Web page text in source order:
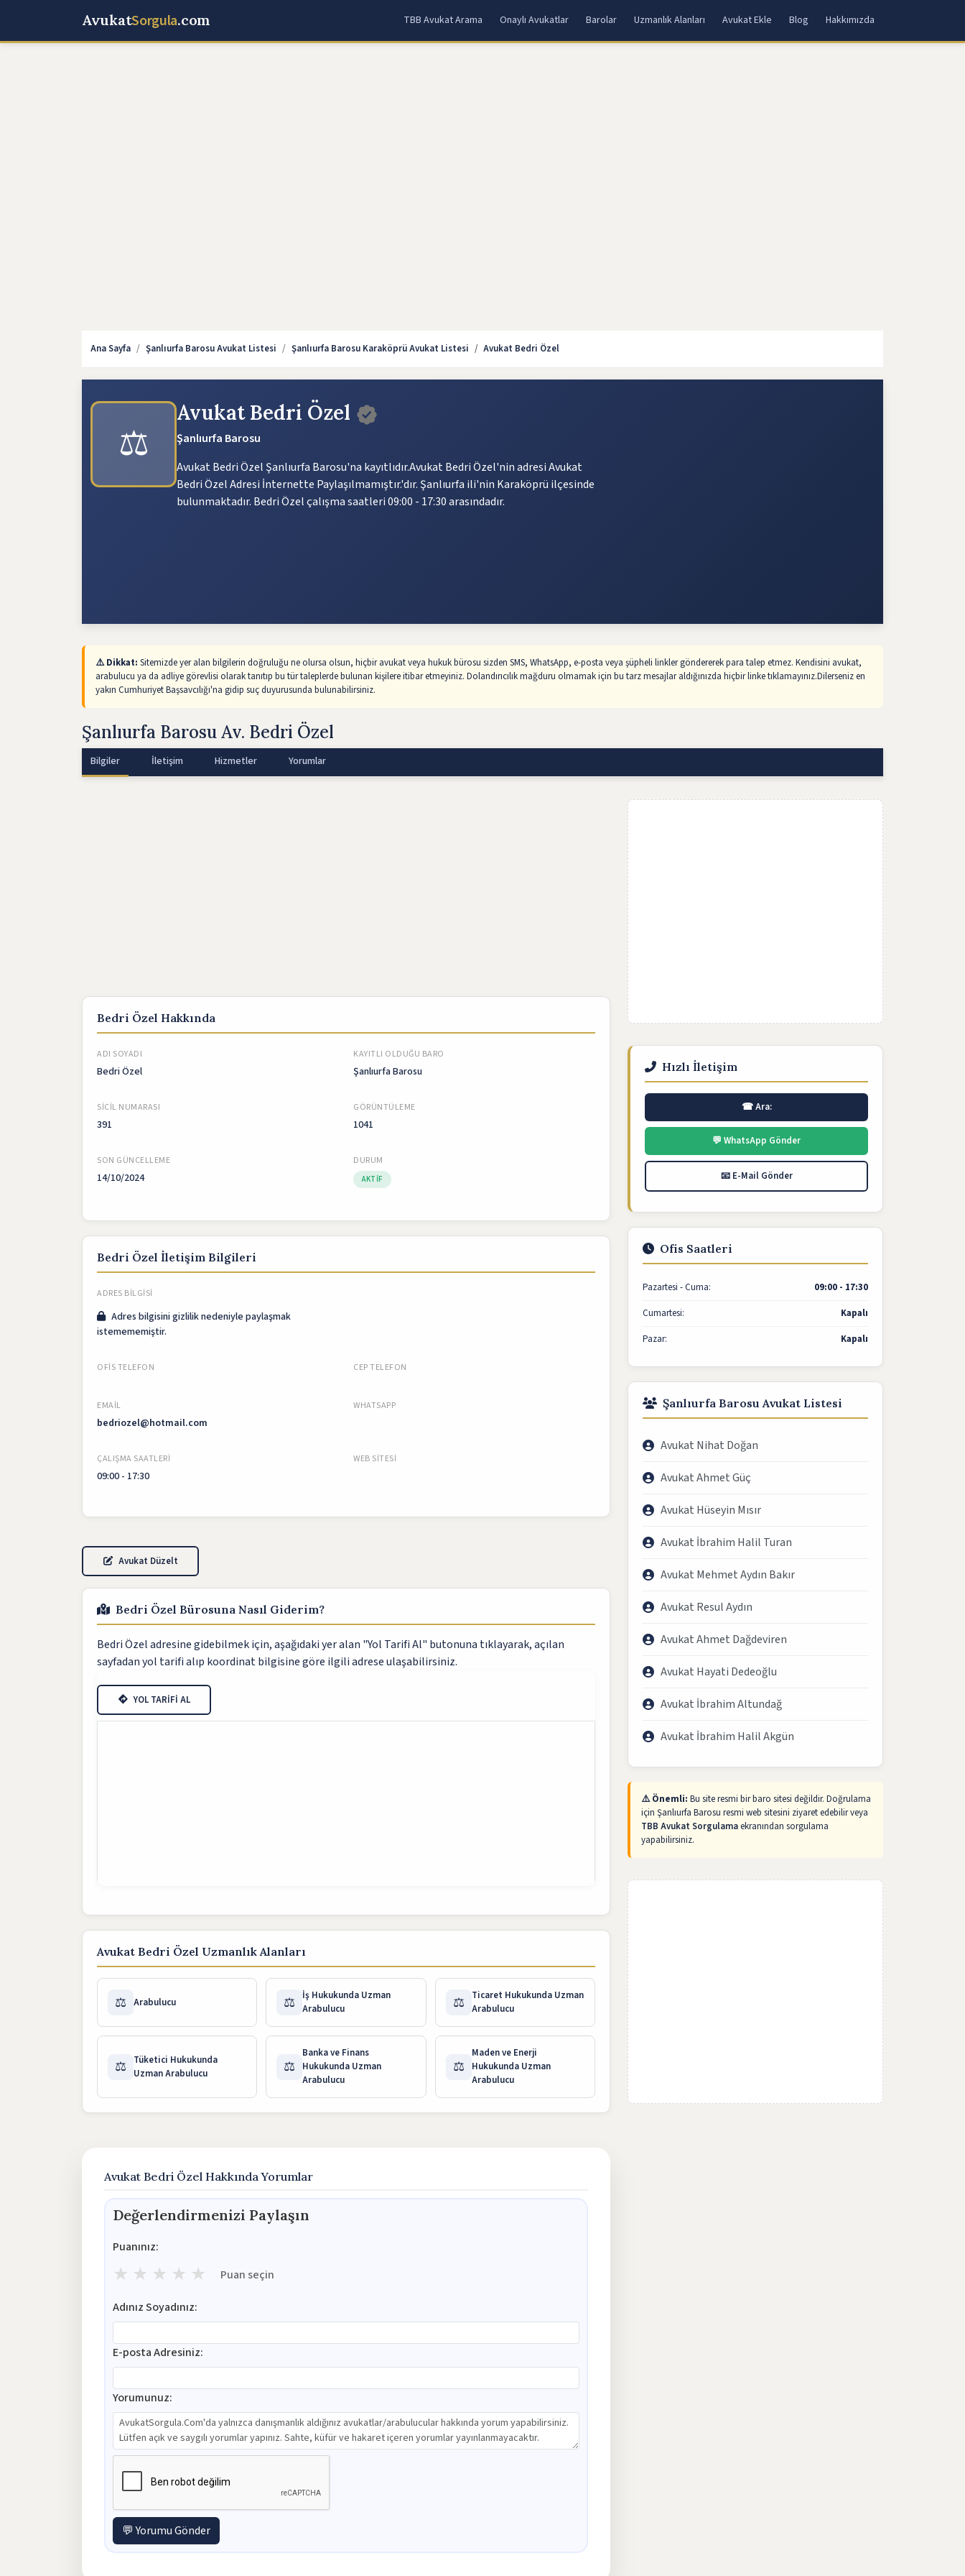
AvukatSorgula.com TBB Avukat Arama Onaylı Avukatlar Barolar Uzmanlık Alanları Avukat Ekle Blog Hakkımızda
Ana Sayfa Şanlıurfa Barosu Avukat Listesi Şanlıurfa Barosu Karaköprü Avukat Listesi Avukat Bedri Özel
⚖️
Avukat Bedri Özel
Şanlıurfa Barosu
Avukat Bedri Özel Şanlıurfa Barosu'na kayıtlıdır.Avukat Bedri Özel'nin adresi Avukat
Bedri Özel Adresi İnternette Paylaşılmamıştır.'dır. Şanlıurfa ili'nin Karaköprü ilçesinde
bulunmaktadır. Bedri Özel çalışma saatleri 09:00 - 17:30 arasındadır.
⚠️ Dikkat: Sitemizde yer alan bilgilerin doğruluğu ne olursa olsun, hiçbir avukat veya hukuk bürosu sizden SMS, WhatsApp, e-posta veya şüpheli linkler göndererek para talep etmez. Kendisini avukat,
arabulucu ya da adliye görevlisi olarak tanıtıp bu tür taleplerde bulunan kişilere itibar etmeyiniz. Dolandırıcılık mağduru olmamak için bu tarz mesajlar aldığınızda hiçbir linke tıklamayınız.Dilerseniz en
yakın Cumhuriyet Başsavcılığı'na gidip suç duyurusunda bulunabilirsiniz.
Şanlıurfa Barosu Av. Bedri Özel
Bilgiler İletişim Hizmetler Yorumlar
Bedri Özel Hakkında
ADI SOYADI
Bedri Özel
KAYITLI OLDUĞU BARO
Şanlıurfa Barosu
SICIL NUMARASI
391
GÖRÜNTÜLEME
1041
SON GÜNCELLEME
14/10/2024
DURUM
AKTIF
Bedri Özel İletişim Bilgileri
ADRES BILGISI
Adres bilgisini gizlilik nedeniyle paylaşmak
istemememiştir.
OFIS TELEFON CEP TELEFON
EMAIL
bedriozel@hotmail.com
WHATSAPP
ÇALIŞMA SAATLERI
09:00 - 17:30
WEB SITESI
Avukat Düzelt
Bedri Özel Bürosuna Nasıl Giderim?
Bedri Özel adresine gidebilmek için, aşağıdaki yer alan "Yol Tarifi Al" butonuna tıklayarak, açılan
sayfadan yol tarifi alıp koordinat bilgisine göre ilgili adrese ulaşabilirsiniz.
YOL TARİFİ AL
Avukat Bedri Özel Uzmanlık Alanları
⚖️ Arabulucu ⚖️
İş Hukukunda Uzman
Arabulucu
⚖️
Ticaret Hukukunda Uzman
Arabulucu
⚖️
Tüketici Hukukunda
Uzman Arabulucu
⚖️
Banka ve Finans
Hukukunda Uzman
Arabulucu
⚖️
Maden ve Enerji
Hukukunda Uzman
Arabulucu
Avukat Bedri Özel Hakkında Yorumlar
Değerlendirmenizi Paylaşın
Puanınız:
★ ★ ★ ★ ★ Puan seçin
Adınız Soyadınız:
E-posta Adresiniz:
Yorumunuz:
💬 Yorumu Gönder
Hızlı İletişim
☎ Ara:
💬 WhatsApp Gönder
📧 E-Mail Gönder
Ofis Saatleri
Pazartesi - Cuma:
09:00 - 17:30
Cumartesi:
Kapalı
Pazar:
Kapalı
Şanlıurfa Barosu Avukat Listesi
Avukat Nihat Doğan
Avukat Ahmet Güç
Avukat Hüseyin Mısır
Avukat İbrahim Halil Turan
Avukat Mehmet Aydın Bakır
Avukat Resul Aydın
Avukat Ahmet Dağdeviren
Avukat Hayati Dedeoğlu
Avukat İbrahim Altundağ
Avukat İbrahim Halil Akgün
⚠️ Önemli: Bu site resmi bir baro sitesi değildir. Doğrulama
için Şanlıurfa Barosu resmi web sitesini ziyaret edebilir veya
TBB Avukat Sorgulamaekranından sorgulama
yapabilirsiniz.